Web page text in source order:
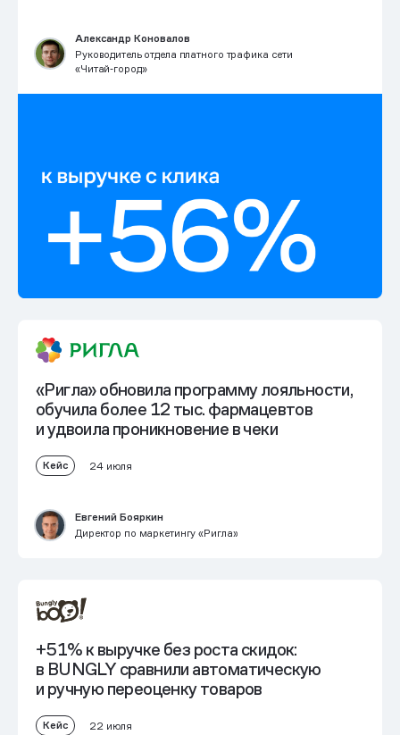
Александр Коновалов
Руководитель отдела платного трафика сети
«Читай‑город»
«Ригла» обновила программу лояльности,
обучила более 12 тыс. фармацевтов
иудвоила проникновение в чеки
Кейс 24 июля
Евгений Бояркин
Директор по маркетингу «Ригла»
+51% к выручке без роста скидок:
в BUNGLY сравнили автоматическую
и ручную переоценку товаров
Кейс 22 июля